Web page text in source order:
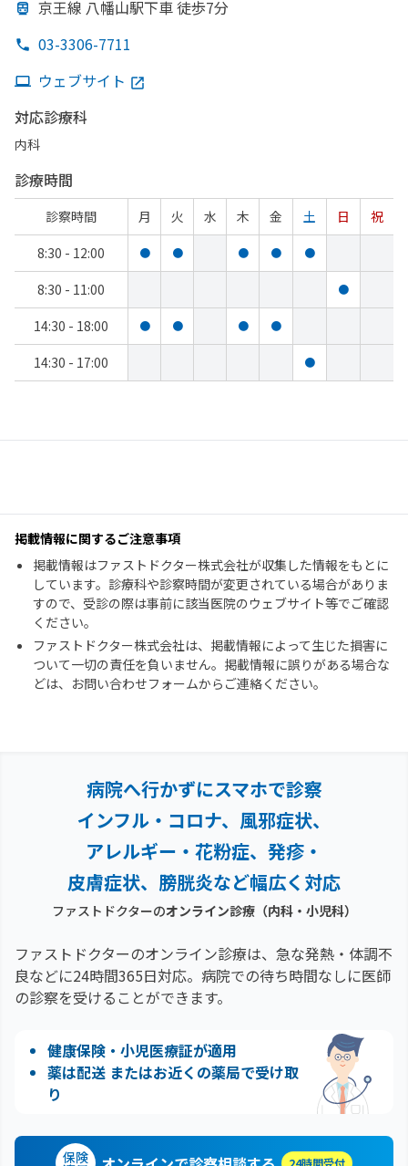
京王線 八幡山駅下車 徒歩7分
03-3306-7711
ウェブサイト
対応診療科
内科
診療時間
診察時間 月 火 水 木 金 土 日
祝
8:30 - 12:00
● ● ● ● ●
8:30 - 11:00 ●
14:30 - 18:00 ● ● ● ●
14:30 - 17:00 ●
掲載情報に関するご注意事項
掲載情報はファストドクター株式会社が収集した情報をもとに
しています。診療科や診察時間が変更されている場合がありま
すので、受診の際は事前に該当医院のウェブサイト等でご確認
ください。
ファストドクター株式会社は、掲載情報によって生じた損害に
ついて一切の責任を負いません。掲載情報に誤りがある場合な
どは、お問い合わせフォームからご連絡ください。
病院へ行かずにスマホで診察
インフル・コロナ、風邪症状、
アレルギー・花粉症、 発疹・
皮膚症状、膀胱炎など幅広く対応
ファストドクターのオンライン診療（内科・小児科）
ファストドクターのオンライン診療は、急な発熱・体調不
良などに24時間365日対応。 病院での待ち時間なしに医師
の診察を受けることができます。
健康保険・小児医療証が適用
薬は配送 またはお近くの薬局で受け取
り
保険 24時間受付